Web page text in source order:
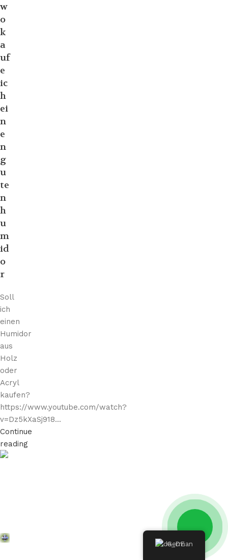
w
o
k
a
uf
e
ic
h
ei
n
e
n
g
u
te
n
h
u
m
id
o
r
Soll
ich
einen
Humidor
aus
Holz
oder
Acryl
kaufen?
https://www.youtube.com/watch?
v=Dz5kXaSj918...
Continue
reading
German